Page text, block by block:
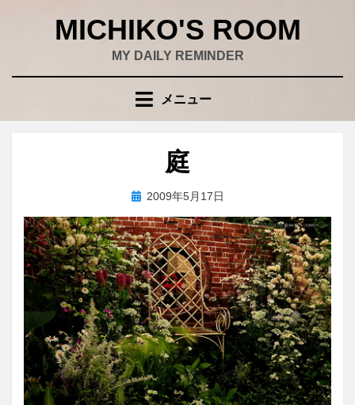
MICHIKO'S ROOM
MY DAILY REMINDER
メニュー
庭
投稿者wad
投
日:
2009年5月17日